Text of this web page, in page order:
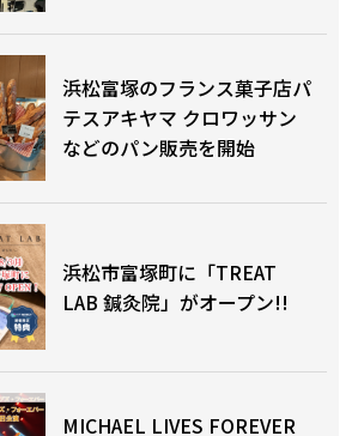
浜松富塚のフランス菓子店パ
テスアキヤマ クロワッサン
などのパン販売を開始
浜松市富塚町に「TREAT
LAB 鍼灸院」がオープン!!
MICHAEL LIVES FOREVER